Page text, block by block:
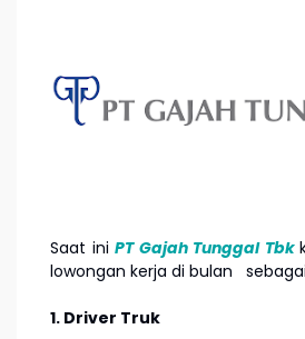
Saat iniPT Gajah Tunggal Tbk
lowongan kerja di bulan
1. Driver Truk